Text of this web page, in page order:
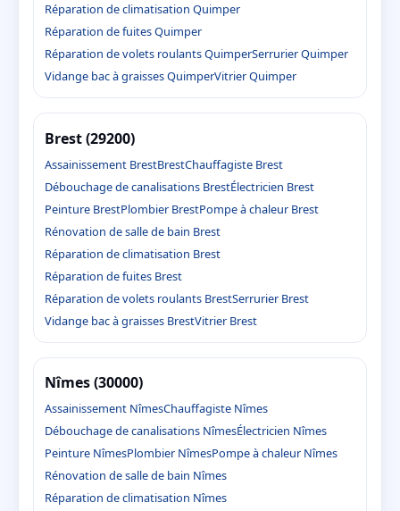
Réparation de climatisation Quimper
Réparation de fuites Quimper
Réparation de volets roulants QuimperSerrurier Quimper
Vidange bac à graisses QuimperVitrier Quimper
Brest (29200)
Assainissement BrestBrestChauffagiste Brest
Débouchage de canalisations BrestÉlectricien Brest
Peinture BrestPlombier BrestPompe à chaleur Brest
Rénovation de salle de bain Brest
Réparation de climatisation Brest
Réparation de fuites Brest
Réparation de volets roulants BrestSerrurier Brest
Vidange bac à graisses BrestVitrier Brest
Nîmes (30000)
Assainissement NîmesChauffagiste Nîmes
Débouchage de canalisations NîmesÉlectricien Nîmes
Peinture NîmesPlombier NîmesPompe à chaleur Nîmes
Rénovation de salle de bain Nîmes
Réparation de climatisation Nîmes